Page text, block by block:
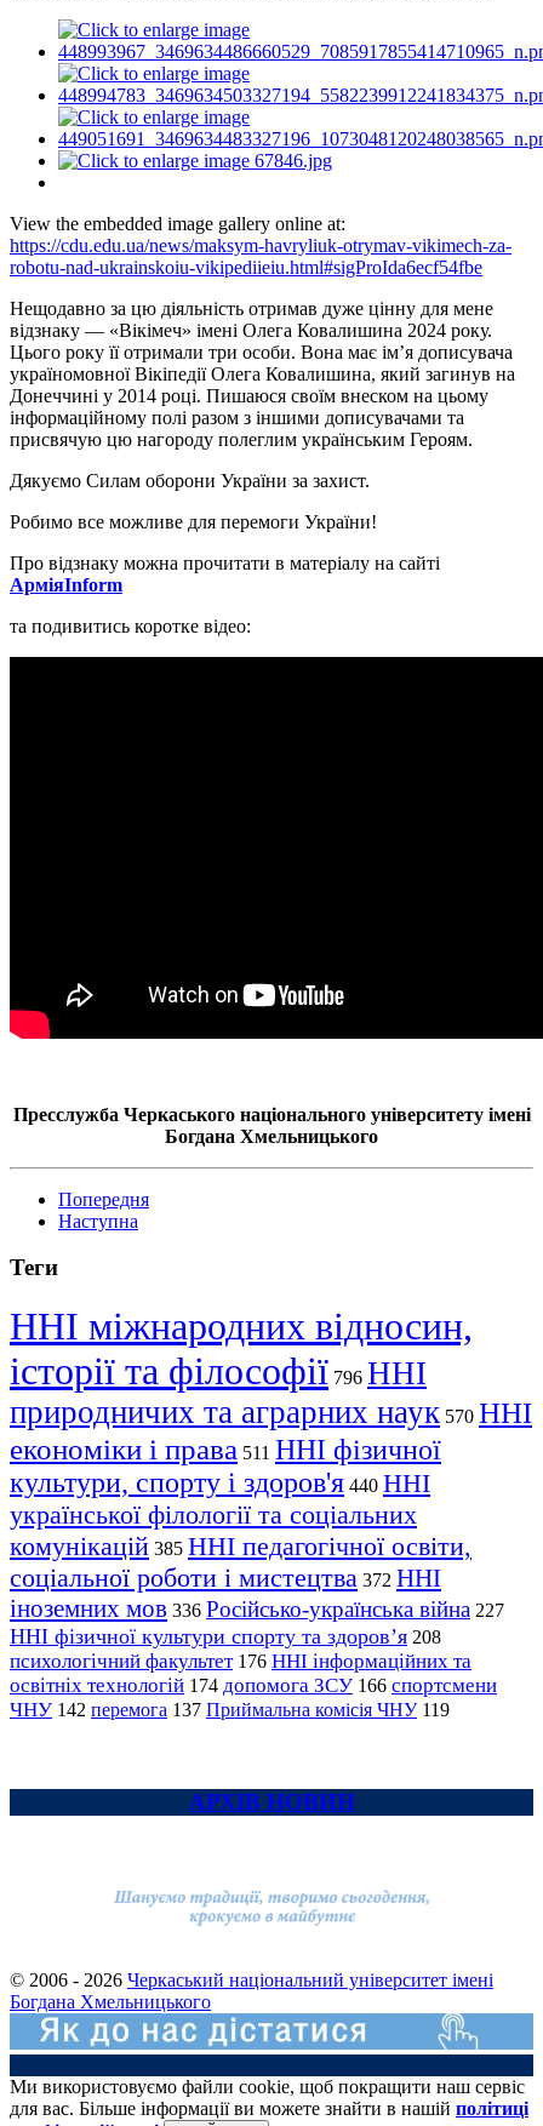
View the embedded image gallery online at:
https://cdu.edu.ua/news/maksym-havryliuk-otrymav-vikimech-za-
robotu-nad-ukrainskoiu-vikipediieiu.html#sigProIda6ecf54fbe
Нещодавно за цю діяльність отримав дуже цінну для мене
відзнаку — «Вікімеч» імені Олега Ковалишина 2024 року.
Цього року її отримали три особи. Вона має ім’я дописувача
україномовної Вікіпедії Олега Ковалишина, який загинув на
Донеччині у 2014 році. Пишаюся своїм внеском на цьому
інформаційному полі разом з іншими дописувачами та
присвячую цю нагороду полеглим українським Героям.
Дякуємо Силам оборони України за захист.
Робимо все можливе для перемоги України!
Про відзнаку можна прочитати в матеріалу на сайті
АрміяInform
та подивитись коротке відео:
Пресслужба Черкаського національного університету імені
Богдана Хмельницького
Попередня
Наступна
Теги
ННІ міжнародних відносин,
історії та філософії 796 ННІ
природничих та аграрних наук 570 ННІ
економіки і права 511 ННІ фізичної
культури, спорту і здоров'я 440 ННІ
української філології та соціальних
комунікацій 385 ННІ педагогічної освіти,
соціальної роботи і мистецтва 372 ННІ
іноземних мов 336 Російсько-українська війна 227
ННІ фізичної культури спорту та здоров’я 208
психологічний факультет 176 ННІ інформаційних та
освітніх технологій 174 допомога ЗСУ 166 спортсмени
ЧНУ 142 перемога 137 Приймальна комісія ЧНУ 119
АРХІВ НОВИН
© 2006 - 2026 Черкаський національний університет імені
Богдана Хмельницького
Ми використовуємо файли cookie, щоб покращити наш сервіс
для вас. Більше інформації ви можете знайти в нашій політиці